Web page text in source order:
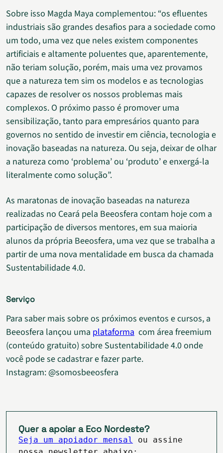
Sobre isso Magda Maya complementou: “os efluentes
industriais são grandes desafios para a sociedade como
um todo, uma vez que neles existem componentes
artificiais e altamente poluentes que, aparentemente,
não teriam solução, porém, mais uma vez provamos
que a natureza tem sim os modelos e as tecnologias
capazes de resolver os nossos problemas mais
complexos. O próximo passo é promover uma
sensibilização, tanto para empresários quanto para
governos no sentido de investir em ciência, tecnologia e
inovação baseadas na natureza. Ou seja, deixar de olhar
a natureza como ‘problema’ ou ‘produto’ e enxergá-la
literalmente como solução”.
As maratonas de inovação baseadas na natureza
realizadas no Ceará pela Beeosfera contam hoje com a
participação de diversos mentores, em sua maioria
alunos da própria Beeosfera, uma vez que se trabalha a
partir de uma nova mentalidade em busca da chamada
Sustentabilidade 4.0.
Serviço
Para saber mais sobre os próximos eventos e cursos, a
Beeosfera lançou uma plataforma com área freemium
(conteúdo gratuito) sobre Sustentabilidade 4.0 onde
você pode se cadastrar e fazer parte.
Instagram: @somosbeeosfera
Quer a apoiar a Eco Nordeste?
Seja um apoiador mensal
ou assine